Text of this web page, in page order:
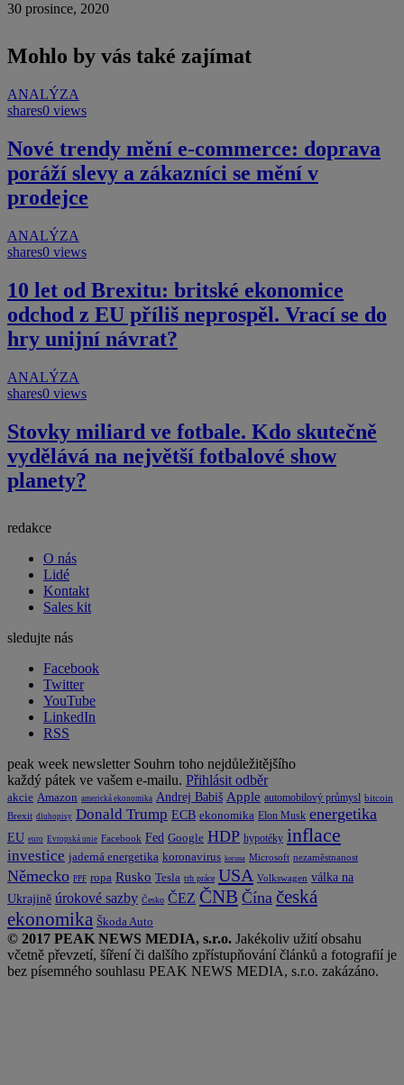
30 prosince, 2020
Mohlo by vás také zajímat
ANALÝZA
shares0 views
Nové trendy mění e-commerce: doprava
poráží slevy a zákazníci se mění v
prodejce
ANALÝZA
shares0 views
10 let od Brexitu: britské ekonomice
odchod z EU příliš neprospěl. Vrací se do
hry unijní návrat?
ANALÝZA
shares0 views
Stovky miliard ve fotbale. Kdo skutečně
vydělává na největší fotbalové show
planety?
redakce
O nás
Lidé
Kontakt
Sales kit
sledujte nás
Facebook
Twitter
YouTube
LinkedIn
RSS
peak week newsletter Souhrn toho nejdůležitějšího
každý pátek ve vašem e-mailu. Přihlásit odběr
akcie Amazon americká ekonomika Andrej Babiš Apple automobilový průmysl bitcoin
Brexit dluhopisy Donald Trump ECB ekonomika Elon Musk energetika
EU euro Evropská unie Facebook Fed Google HDP hypotéky inflace
investice jaderná energetika koronavirus koruna Microsoft nezaměstnanost
Německo PPF ropa Rusko Tesla trh práce USA Volkswagen válka na
Ukrajině úrokové sazby Česko ČEZ ČNB Čína česká
ekonomika Škoda Auto
© 2017 PEAK NEWS MEDIA, s.r.o. Jakékoliv užití obsahu
včetně převzetí, šíření či dalšího zpřístupňování článků a fotografií je
bez písemného souhlasu PEAK NEWS MEDIA, s.r.o. zakázáno.